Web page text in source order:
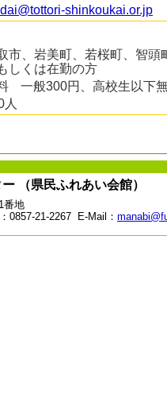
shinkoukai.or.jp
市、岩美町、若桜町、智
しくは在勤の方
一般300円、高校生以下
人
（県民ふれあい会館）
番地
0857-21-2267 E-Mail：